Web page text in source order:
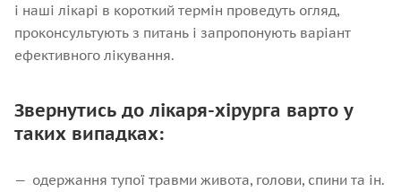
і наші лікарі в короткий термін проведуть огляд,
проконсультують з питань і запропонують варіант
ефективного лікування.
Звернутись до лікаря-хірурга варто у
таких випадках:
одержання тупої травми живота, голови, спини та ін.